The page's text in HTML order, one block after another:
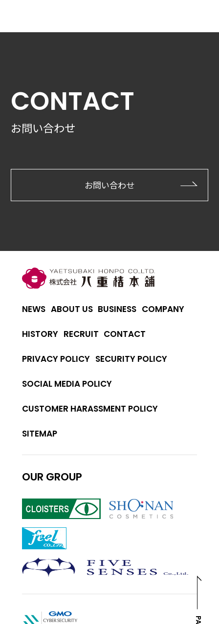
CONTACT
お問い合わせ
お問い合わせ
NEWS ABOUT US BUSINESS COMPANY
HISTORY RECRUIT CONTACT
PRIVACY POLICY SECURITY POLICY
SOCIAL MEDIA POLICY
CUSTOMER HARASSMENT POLICY
SITEMAP
OUR GROUP